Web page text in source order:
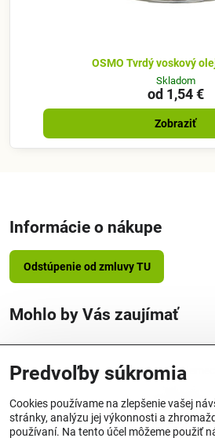
OSMO Tvrdý voskový
Skladom
od 1,54 €
Zobraziť
Informácie o nákupe
Odstúpenie od zmluvy TU
Mohlo by Vás zaujímať
Vyrobené v
Predvoľby súkromia
Cookies používame na zlepšenie vašej
stránky, analýzu jej výkonnosti a
používaní. Na tento účel môžeme použiť